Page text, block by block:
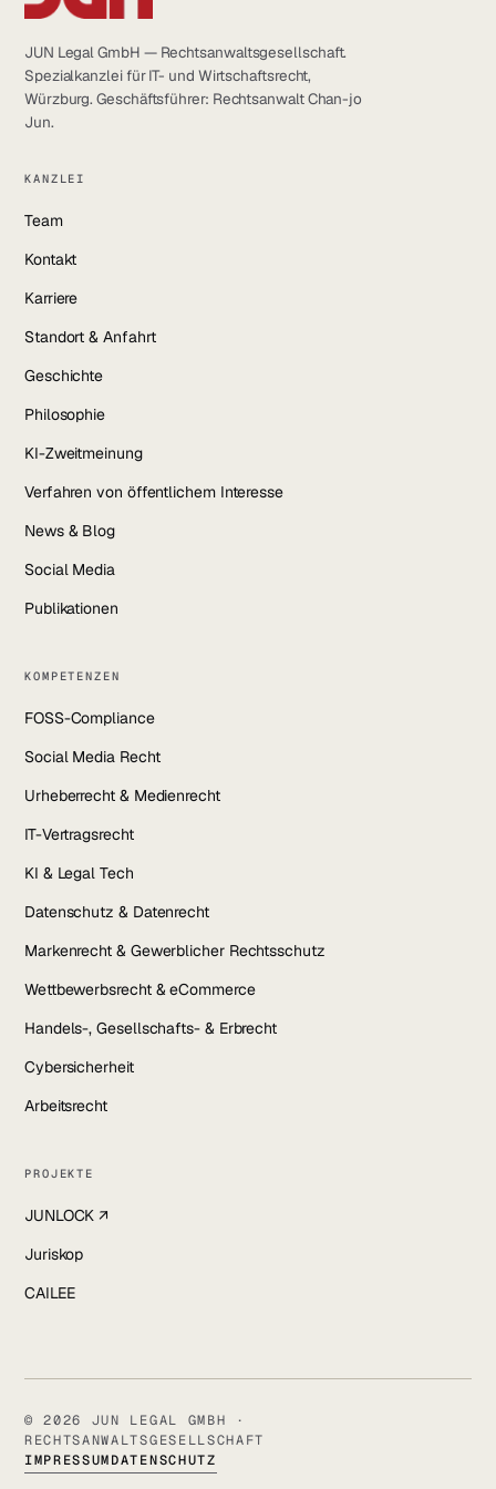
JUN Legal GmbH — Rechtsanwaltsgesellschaft.
Spezialkanzlei für IT- und Wirtschaftsrecht,
Würzburg. Geschäftsführer: Rechtsanwalt Chan-jo
Jun.
KANZLEI
Team
Kontakt
Karriere
Standort & Anfahrt
Geschichte
Philosophie
KI-Zweitmeinung
Verfahren von öffentlichem Interesse
News & Blog
Social Media
Publikationen
KOMPETENZEN
FOSS-Compliance
Social Media Recht
Urheberrecht & Medienrecht
IT-Vertragsrecht
KI & Legal Tech
Datenschutz & Datenrecht
Markenrecht & Gewerblicher Rechtsschutz
Wettbewerbsrecht & eCommerce
Handels-, Gesellschafts- & Erbrecht
Cybersicherheit
Arbeitsrecht
PROJEKTE
JUNLOCK ↗
Juriskop
CAILEE
© 2026 JUN LEGAL GMBH ·
RECHTSANWALTSGESELLSCHAFT
IMPRESSUMDATENSCHUTZ